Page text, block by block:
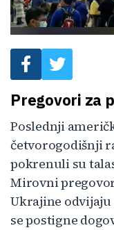
Pregovori za
Poslednji
četvorogodišnji
pokrenuli su
Mirovni
Ukrajine odvijaju
se postigne